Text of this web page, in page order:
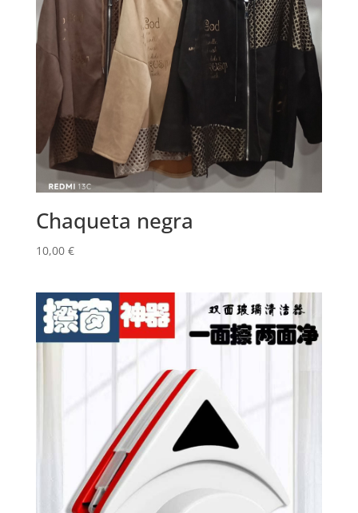
Chaqueta negra
10,00 €